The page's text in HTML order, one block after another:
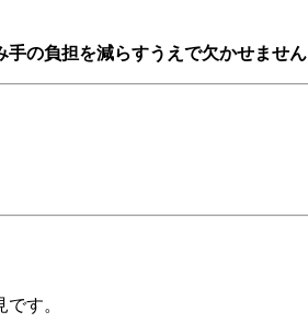
の負担を減らすうえで欠かせません
す。